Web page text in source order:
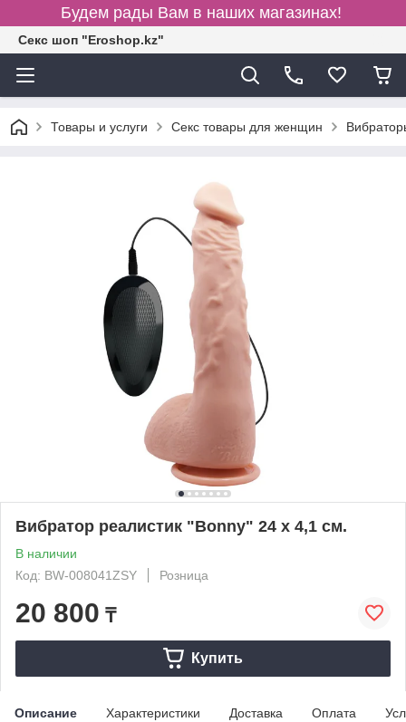
Будем рады Вам в наших магазинах!
Секс шоп "Eroshop.kz"
Товары и услуги Секс товары для женщин
Вибратор реалистик "Bonny" 24 х 4,1 см.
В наличии
Код: BW-008041ZSY
Розница
20 800 ₸
Купить
Описание Характеристики Доставка Оплата